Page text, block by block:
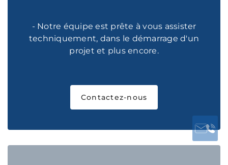
- Notre équipe est prête à vous assister
techniquement, dans le démarrage d'un
projet et plus encore.
Contactez-nous